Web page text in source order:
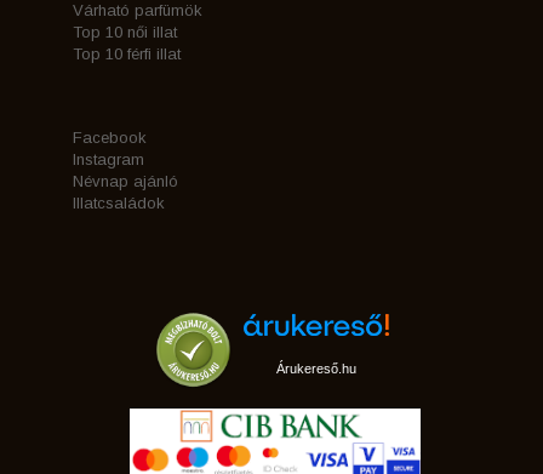
Várható parfümök
Top 10 női illat
Top 10 férfi illat
Facebook
Instagram
Névnap ajánló
Illatcsaládok
Árukereső.hu